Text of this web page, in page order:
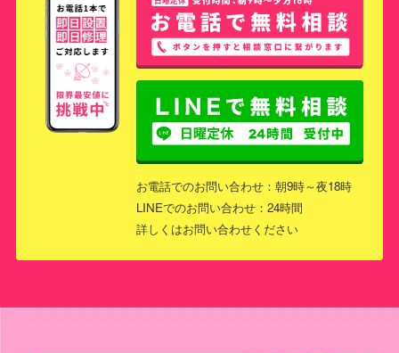
お電話でのお問い合わせ：朝9時～夜18時
LINEでのお問い合わせ：24時間
詳しくはお問い合わせください